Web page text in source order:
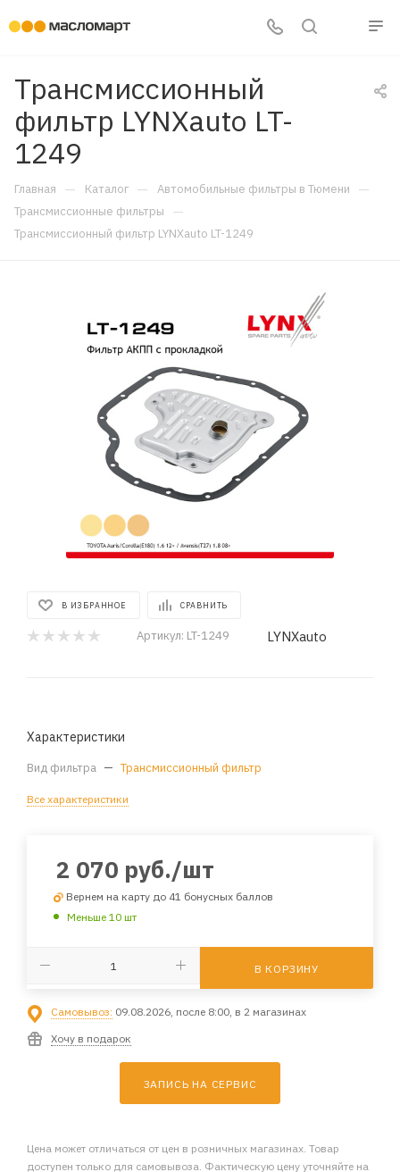
Трансмиссионный
фильтр LYNXauto LT-
1249
Главная — Каталог — Автомобильные фильтры в Тюмени —
Трансмиссионные фильтры —
Трансмиссионный фильтр LYNXauto LT-1249
В ИЗБРАННОЕ СРАВНИТЬ
Артикул: LT-1249 LYNXauto
Характеристики
Вид фильтра — Трансмиссионный фильтр
Все характеристики
2 070 руб./шт
Вернем на карту до 41 бонусных баллов
Меньше 10 шт
В КОРЗИНУ
Самовывоз: 09.08.2026, после 8:00, в 2 магазинах
Хочу в подарок
ЗАПИСЬ НА СЕРВИС
Цена может отличаться от цен в розничных магазинах. Товар
доступен только для самовывоза. Фактическую цену уточняйте на